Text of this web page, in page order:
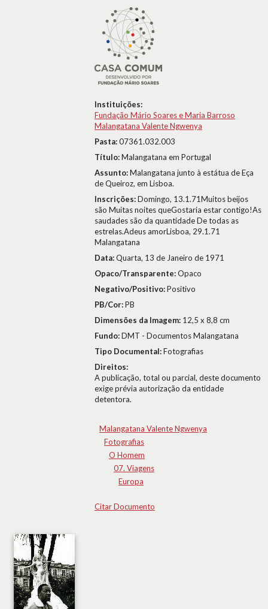
Instituições:
Fundação Mário Soares e Maria Barroso
Malangatana Valente Ngwenya
Pasta:07361.032.003
Título:Malangatana em Portugal
Assunto:Malangatana junto à estátua de Eça
de Queiroz, em Lisboa.
Inscrições:Domingo, 13.1.71Muitos beijos
são Muitas noites queGostaria estar contigo!As
saudades são da quantidade De todas as
estrelas.Adeus amorLisboa, 29.1.71
Malangatana
Data:Quarta, 13 de Janeiro de 1971
Opaco/Transparente:Opaco
Negativo/Positivo:Positivo
PB/Cor:PB
Dimensões da Imagem: 12,5 x 8,8 cm
Fundo:DMT - Documentos Malangatana
Tipo Documental:Fotografias
Direitos:
A publicação, total ou parcial, deste documento
exige prévia autorização da entidade
detentora.
Malangatana Valente Ngwenya
Fotografias
O Homem
07. Viagens
Europa
Citar Documento